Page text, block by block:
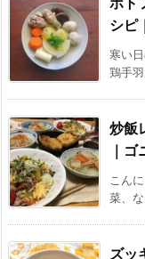
シピ
寒い
鶏手
炒飯
｜
こん
菜、
ズッ